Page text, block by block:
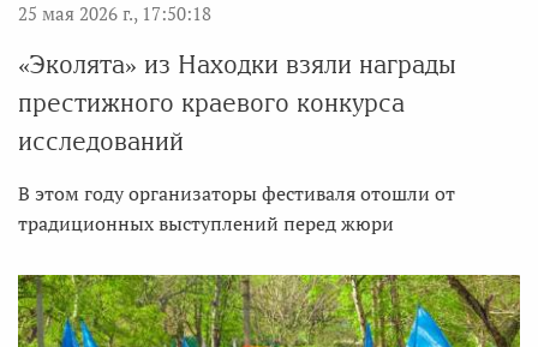
25 мая 2026 г., 17:50:18
«Эколята» из Находки взяли награды
престижного краевого конкурса
исследований
В этом году организаторы фестиваля отошли от
традиционных выступлений перед жюри